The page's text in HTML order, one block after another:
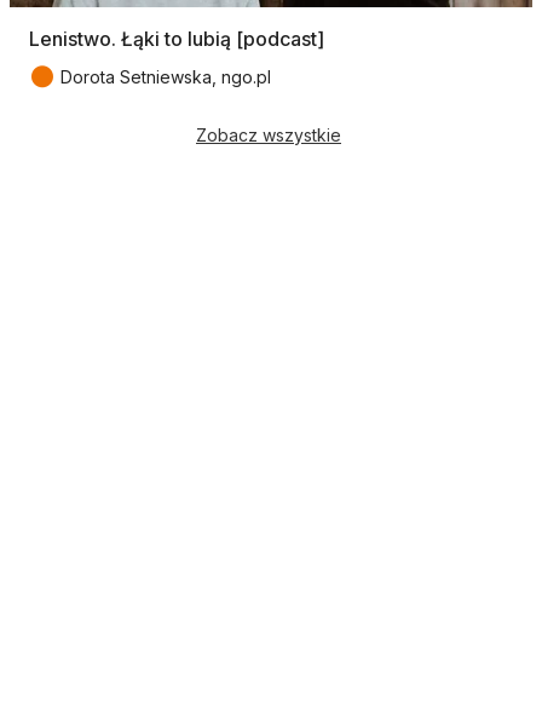
Lenistwo. Łąki to lubią [podcast]
● Dorota Setniewska, ngo.pl
Zobacz wszystkie